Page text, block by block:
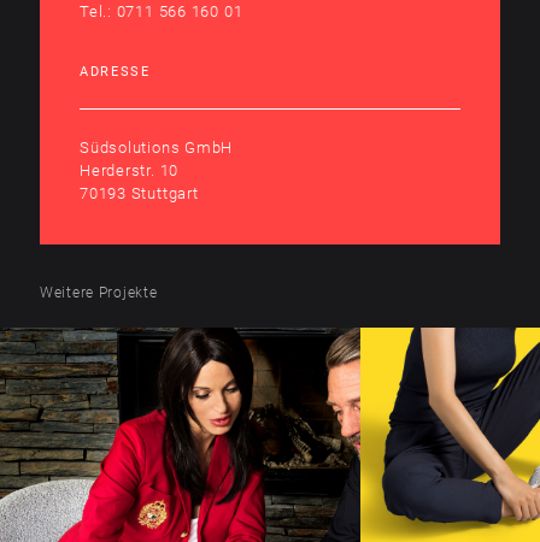
Tel.: 0711 566 160 01
ADRESSE
Südsolutions GmbH
Herderstr. 10
70193 Stuttgart
Weitere Projekte